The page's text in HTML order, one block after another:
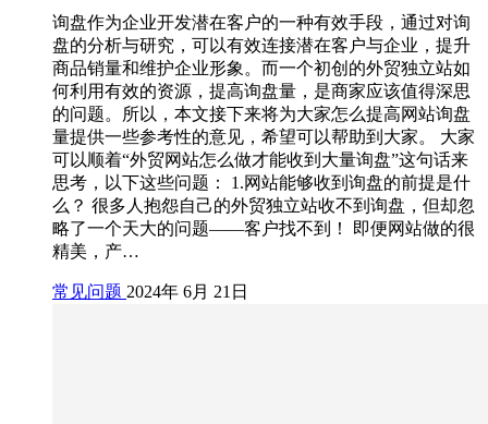
询盘作为企业开发潜在客户的一种有效手段，通过对询
盘的分析与研究，可以有效连接潜在客户与企业，提升
商品销量和维护企业形象。而一个初创的外贸独立站如
何利用有效的资源，提高询盘量，是商家应该值得深思
的问题。所以，本文接下来将为大家怎么提高网站询盘
量提供一些参考性的意见，希望可以帮助到大家。 大家
可以顺着“外贸网站怎么做才能收到大量询盘”这句话来
思考，以下这些问题： 1.网站能够收到询盘的前提是什
么？ 很多人抱怨自己的外贸独立站收不到询盘，但却忽
略了一个天大的问题——客户找不到！ 即便网站做的很
精美，产…
常见问题 2024年 6月 21日